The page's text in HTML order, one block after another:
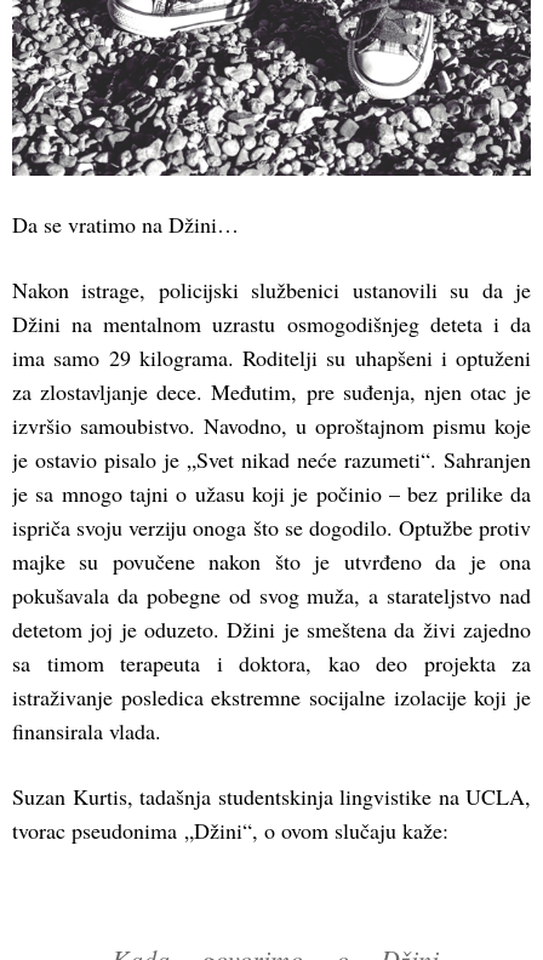
Da se vratimo na Džini…
Nakon istrage, policijski službenici ustanovili su da je
Džini na mentalnom uzrastu osmogodišnjeg deteta i da
ima samo 29 kilograma. Roditelji su uhapšeni i optuženi
za zlostavljanje dece. Međutim, pre suđenja, njen otac je
izvršio samoubistvo. Navodno, u oproštajnom pismu koje
je ostavio pisalo je „Svet nikad neće razumeti“. Sahranjen
je sa mnogo tajni o užasu koji je počinio – bez prilike da
ispriča svoju verziju onoga što se dogodilo. Optužbe protiv
majke su povučene nakon što je utvrđeno da je ona
pokušavala da pobegne od svog muža, a starateljstvo nad
detetom joj je oduzeto. Džini je smeštena da živi zajedno
sa timom terapeuta i doktora, kao deo projekta za
istraživanje posledica ekstremne socijalne izolacije koji je
finansirala vlada.
Suzan Kurtis, tadašnja studentskinja lingvistike na UCLA,
tvorac pseudonima „Džini“, o ovom slučaju kaže: